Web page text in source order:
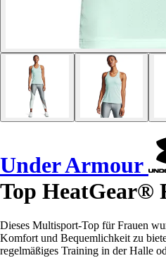
Under Armour
Top HeatGear®
Dieses Multisport-Top für Frauen
Komfort und Bequemlichkeit zu
regelmäßiges Training in der Halle